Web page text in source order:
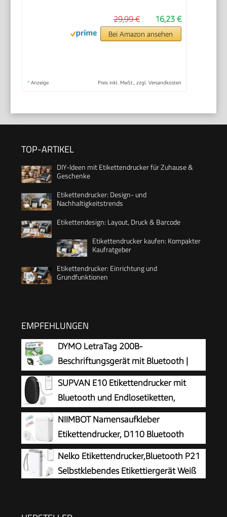
16,23 €
29,99 €
Bei Amazon ansehen
* Anzeige Preis inkl. MwSt., zzgl. Versandkosten
TOP-ARTIKEL
DIY-Ideen mit Etikettendrucker für Zuhause &
Geschenke
Etikettendrucker: Design- und
Nachhaltigkeitstrends
Etikettendesign: Layout, Druck & Barcode
Etikettendrucker kaufen: Kompakter
Kaufratgeber
Etikettendrucker: Einrichtung und
Grundfunktionen
EMPFEHLUNGEN
DYMO LetraTag 200B-
Beschriftungsgerät mit Bluetooth |
kompakter Etikettendrucker | verbindet
Sich über Wireless Bluetooth-Technologie |
inklusive 1 x Papierschriftband in Weiß |
Daydream Blue
SUPVAN E10 Etikettendrucker mit
Bluetooth und Endlosetiketten,
Schwarz
NIIMBOT Namensaufkleber
Etikettendrucker, D110 Bluetooth
Etikettiergerät
Nelko Etikettendrucker,Bluetooth P21
Selbstklebendes Etikettiergerät Weiß